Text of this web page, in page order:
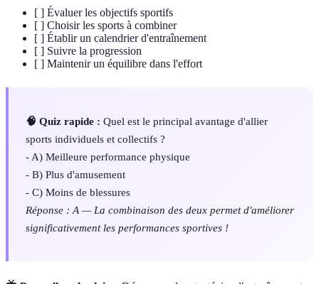
[ ] Évaluer les objectifs sportifs
[ ] Choisir les sports à combiner
[ ] Établir un calendrier d'entraînement
[ ] Suivre la progression
[ ] Maintenir un équilibre dans l'effort
🧠 Quiz rapide : Quel est le principal avantage d'allier
sports individuels et collectifs ?
- A) Meilleure performance physique
- B) Plus d'amusement
- C) Moins de blessures
Réponse : A — La combinaison des deux permet d'améliorer
significativement les performances sportives !